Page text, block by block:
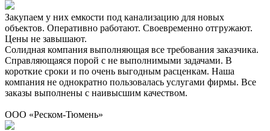
Закупаем у них емкости под канализацию для новых
объектов. Оперативно работают. Своевременно отгружают.
Цены не завышают.
Солидная компания выполняющая все требования заказчика.
Справляющаяся порой с не выполнимыми задачами. В
короткие сроки и по очень выгодным расценкам. Наша
компания не однократно пользовалась услугами фирмы. Все
заказы выполнены с наивысшим качеством.
ООО «Реском-Тюмень»